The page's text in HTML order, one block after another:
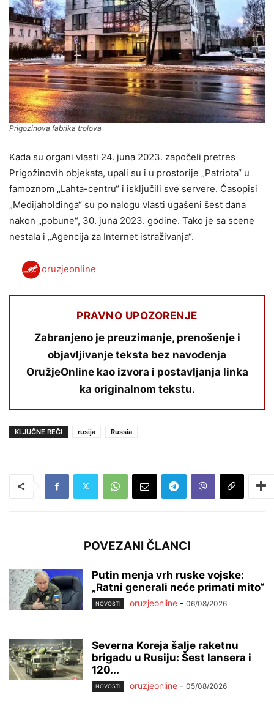
Prigozinova fabrika trolova
Kada su organi vlasti 24. juna 2023. započeli pretres
Prigožinovih objekata, upali su i u prostorije „Patriota“ u
famoznom „Lahta-centru“ i isključili sve servere. Časopisi
„Medijaholdinga“ su po nalogu vlasti ugašeni šеst dana
nakon „pobune“, 30. juna 2023. godine. Tako je sa scene
nestala i „Agencija za Internet istraživanja“.
oruzjeonline
PRAVNO UPOZORENJE
Zabranjeno je preuzimanje, prenošenje i
objavljivanje teksta bez navođenja
OružjeOnline kao izvora i postavljanja linka
ka originalnom tekstu.
KLJUČNE REČI rusija Russia
POVEZANI ČLANCI
Putin menja vrh ruske vojske:
„Ratni generali neće primati mito“
NOVOSTI oruzjeonline - 06/08/2026
Severna Koreja šalje raketnu
brigadu u Rusiju: Šest lansera i
120...
NOVOSTI oruzjeonline - 05/08/2026